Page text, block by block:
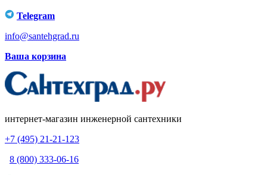
Telegram
info@santehgrad.ru
Ваша корзина
интернет-магазин инженерной сантехники
+7 (495) 21-21-123
8 (800) 333-06-16